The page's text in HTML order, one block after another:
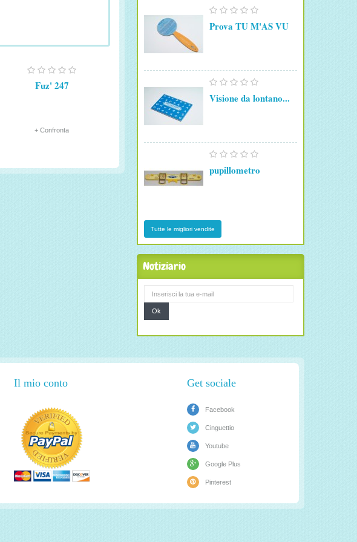
Fuz' 247
+ Confronta
Prova TU M'AS VU
Visione da lontano...
pupillometro
Tutte le migliori vendite
Notiziario
Ok
Il mio conto Get sociale
Facebook
Cinguettio
Youtube
Google Plus
Pinterest